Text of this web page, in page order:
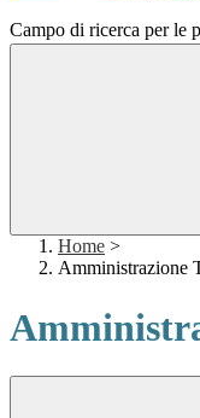
Campo di ricerca per le
Home >
Amministrazione